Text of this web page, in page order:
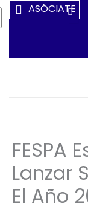
Ir
Al
ASÓCIATE
FESPA
Lanzar
El Año